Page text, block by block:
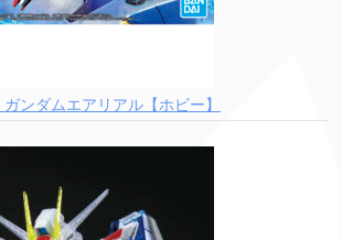
ガンダムエアリアル【ホビー】